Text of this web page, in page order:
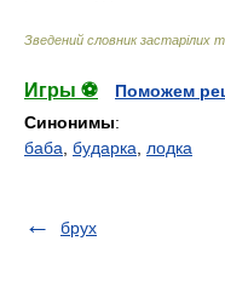
Зведений словник застарілих
Игры ⚽
Поможем
Синонимы:
баба бударка лодка
брух